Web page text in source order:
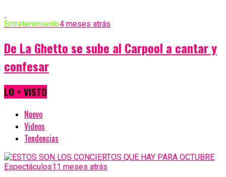
Entretenimiento4 meses atrás
De La Ghetto se sube al Carpool a cantar y
confesar
LO + VISTO
Nuevo
Videos
Tendencias
Espectáculos11 meses atrás